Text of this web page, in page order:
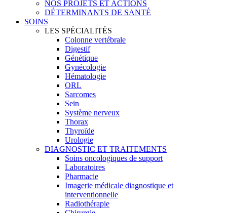
NOS PROJETS ET ACTIONS
DÉTERMINANTS DE SANTÉ
SOINS
LES SPÉCIALITÉS
Colonne vertébrale
Digestif
Génétique
Gynécologie
Hématologie
ORL
Sarcomes
Sein
Système nerveux
Thorax
Thyroïde
Urologie
DIAGNOSTIC ET TRAITEMENTS
Soins oncologiques de support
Laboratoires
Pharmacie
Imagerie médicale diagnostique et
interventionnelle
Radiothérapie